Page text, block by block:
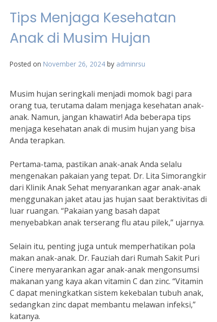
Tips Menjaga Kesehatan
Anak di Musim Hujan
Posted on November 26, 2024 by adminrsu
Musim hujan seringkali menjadi momok bagi para
orang tua, terutama dalam menjaga kesehatan anak-
anak. Namun, jangan khawatir! Ada beberapa tips
menjaga kesehatan anak di musim hujan yang bisa
Anda terapkan.
Pertama-tama, pastikan anak-anak Anda selalu
mengenakan pakaian yang tepat. Dr. Lita Simorangkir
dari Klinik Anak Sehat menyarankan agar anak-anak
menggunakan jaket atau jas hujan saat beraktivitas di
luar ruangan. “Pakaian yang basah dapat
menyebabkan anak terserang flu atau pilek,” ujarnya.
Selain itu, penting juga untuk memperhatikan pola
makan anak-anak. Dr. Fauziah dari Rumah Sakit Puri
Cinere menyarankan agar anak-anak mengonsumsi
makanan yang kaya akan vitamin C dan zinc. “Vitamin
C dapat meningkatkan sistem kekebalan tubuh anak,
sedangkan zinc dapat membantu melawan infeksi,”
katanya.